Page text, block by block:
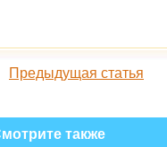
Предыдущая статья
также